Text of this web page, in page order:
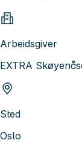
Arbeidsgiver
EXTRA
Sted
Oslo